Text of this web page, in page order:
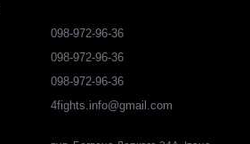
098-972-96-36
098-972-96-36
098-972-96-36
4fights.info@gmail.com